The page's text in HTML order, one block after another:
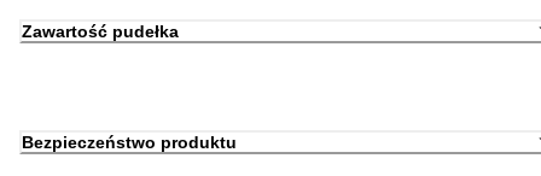
Zawartość pudełka
Bezpieczeństwo produktu